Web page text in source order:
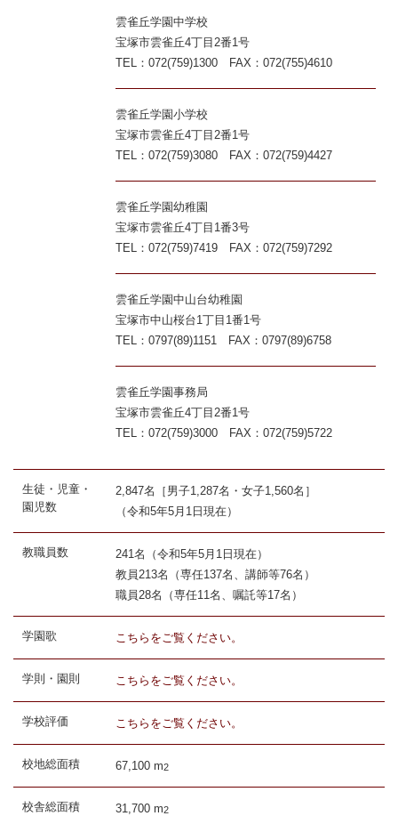
雲雀丘学園中学校
宝塚市雲雀丘4丁目2番1号
TEL：072(759)1300 FAX：072(755)4610
雲雀丘学園小学校
宝塚市雲雀丘4丁目2番1号
TEL：072(759)3080 FAX：072(759)4427
雲雀丘学園幼稚園
宝塚市雲雀丘4丁目1番3号
TEL：072(759)7419 FAX：072(759)7292
雲雀丘学園中山台幼稚園
宝塚市中山桜台1丁目1番1号
TEL：0797(89)1151 FAX：0797(89)6758
雲雀丘学園事務局
宝塚市雲雀丘4丁目2番1号
TEL：072(759)3000 FAX：072(759)5722
生徒・児童・
園児数
2,847名［男子1,287名・女子1,560名］
（令和5年5月1日現在）
教職員数
241名（令和5年5月1日現在）
教員213名（専任137名、講師等76名）
職員28名（専任11名、嘱託等17名）
学園歌 こちらをご覧ください。
学則・園則 こちらをご覧ください。
学校評価 こちらをご覧ください。
校地総面積 67,100 m2
校舎総面積 31,700 m2